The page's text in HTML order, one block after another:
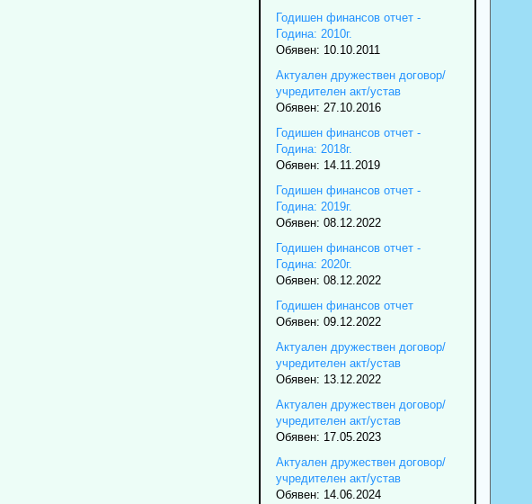
Годишен финансов отчет -
Година: 2010г.
Обявен: 10.10.2011
Актуален дружествен договор/
учредителен акт/устав
Обявен: 27.10.2016
Годишен финансов отчет -
Година: 2018г.
Обявен: 14.11.2019
Годишен финансов отчет -
Година: 2019г.
Обявен: 08.12.2022
Годишен финансов отчет -
Година: 2020г.
Обявен: 08.12.2022
Годишен финансов отчет
Обявен: 09.12.2022
Актуален дружествен договор/
учредителен акт/устав
Обявен: 13.12.2022
Актуален дружествен договор/
учредителен акт/устав
Обявен: 17.05.2023
Актуален дружествен договор/
учредителен акт/устав
Обявен: 14.06.2024